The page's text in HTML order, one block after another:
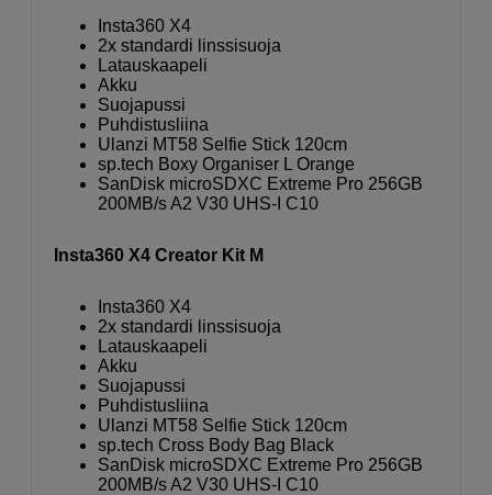
Insta360 X4
2x standardi linssisuoja
Latauskaapeli
Akku
Suojapussi
Puhdistusliina
Ulanzi MT58 Selfie Stick 120cm
sp.tech Boxy Organiser L Orange
SanDisk microSDXC Extreme Pro 256GB
200MB/s A2 V30 UHS-I C10
Insta360 X4 Creator Kit M
Insta360 X4
2x standardi linssisuoja
Latauskaapeli
Akku
Suojapussi
Puhdistusliina
Ulanzi MT58 Selfie Stick 120cm
sp.tech Cross Body Bag Black
SanDisk microSDXC Extreme Pro 256GB
200MB/s A2 V30 UHS-I C10